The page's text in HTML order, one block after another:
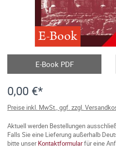
E-Book
E-Book PDF
0,00 €*
Preise inkl. MwSt., ggf. zzgl.
Aktuell werden Bestellungen
Falls Sie eine Lieferung außerhalb
bitte unserKontaktformularfür eine